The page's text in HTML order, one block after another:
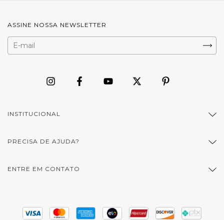
ASSINE NOSSA NEWSLETTER
INSTITUCIONAL
PRECISA DE AJUDA?
ENTRE EM CONTATO